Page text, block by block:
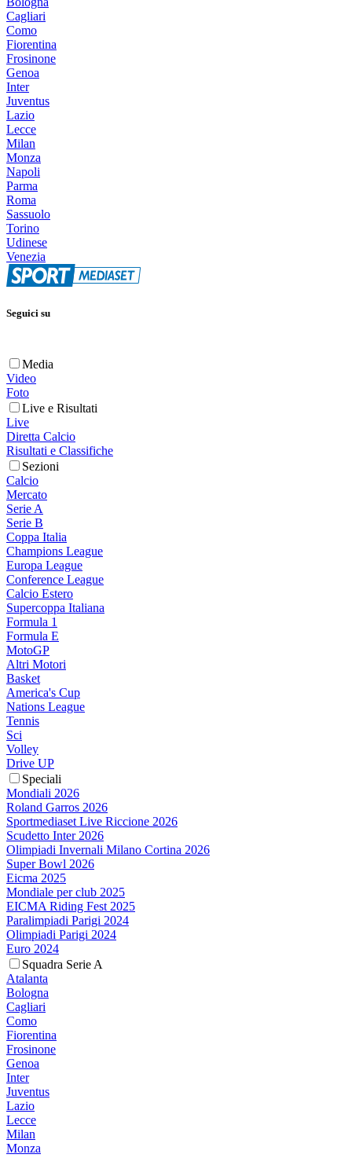
Cagliari
Como
Fiorentina
Frosinone
Genoa
Inter
Juventus
Lazio
Lecce
Milan
Monza
Napoli
Parma
Roma
Sassuolo
Torino
Udinese
Venezia
Seguici su
Media
Video
Foto
Live e Risultati
Live
Diretta Calcio
Risultati e Classifiche
Sezioni
Calcio
Mercato
Serie A
Serie B
Coppa Italia
Champions League
Europa League
Conference League
Calcio Estero
Supercoppa Italiana
Formula 1
Formula E
MotoGP
Altri Motori
Basket
America's Cup
Nations League
Tennis
Sci
Volley
Drive UP
Speciali
Mondiali 2026
Roland Garros 2026
Sportmediaset Live Riccione 2026
Scudetto Inter 2026
Olimpiadi Invernali Milano Cortina 2026
Super Bowl 2026
Eicma 2025
Mondiale per club 2025
EICMA Riding Fest 2025
Paralimpiadi Parigi 2024
Olimpiadi Parigi 2024
Euro 2024
Squadra Serie A
Atalanta
Bologna
Cagliari
Como
Fiorentina
Frosinone
Genoa
Inter
Juventus
Lazio
Lecce
Milan
Monza